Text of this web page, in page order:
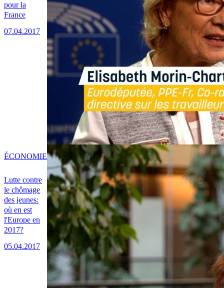
pour la
France
07.04.2017
Lutte contre
le chômage
des jeunes:
où en est
l'Europe en
2017?
05.04.2017
ÉCONOMIE